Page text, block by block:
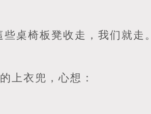
桌椅板凳收走，我们就走
上衣兜，心想：